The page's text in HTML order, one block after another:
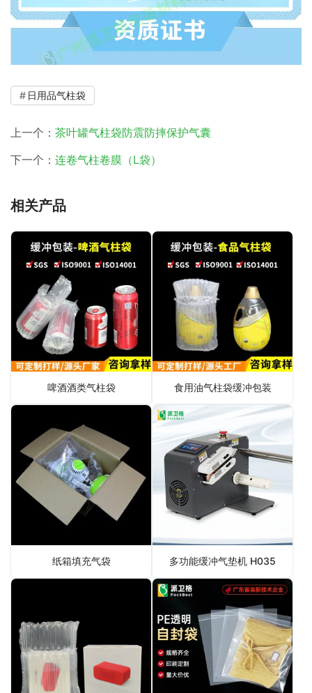
日用品气柱袋
上一个： 茶叶罐气柱袋防震防摔保护气囊
下一个： 连卷气柱卷膜（L袋）
相关产品
啤酒酒类气柱袋 食用油气柱袋缓冲包装
纸箱填充气袋 多功能缓冲气垫机 H035